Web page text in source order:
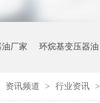
厂家 环烷基变压器油
资讯频道 > 行业资讯 >